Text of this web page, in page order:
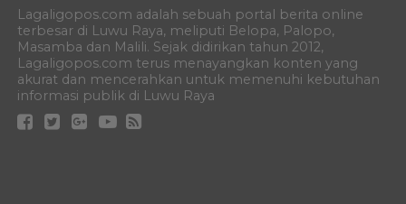
Lagaligopos.com adalah sebuah portal berita online
terbesar di Luwu Raya, meliputi Belopa, Palopo,
Masamba dan Malili. Sejak didirikan tahun 2012,
Lagaligopos.com terus menayangkan konten yang
akurat dan mencerahkan untuk memenuhi kebutuhan
informasi publik di Luwu Raya